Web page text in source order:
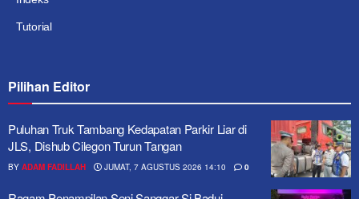
Tutorial
Pilihan Editor
Puluhan Truk Tambang Kedapatan Parkir Liar di
JLS, Dishub Cilegon Turun Tangan
BY ADAM FADILLAH JUMAT, 7 AGUSTUS 2026 14:10 0